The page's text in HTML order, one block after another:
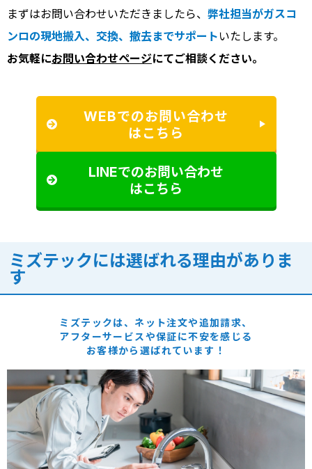
まずはお問い合わせいただきましたら、 弊社担当がガスコ
ンロの現地搬入、交換、撤去までサポート いたします。
お気軽にお問い合わせページにてご相談ください。
WEBでのお問い合わせ
はこちら
LINEでのお問い合わせ
はこちら
ミズテックには選ばれる理由がありま
す
ミズテックは、ネット注文や追加請求、
アフターサービスや保証に不安を感じる
お客様から選ばれています！